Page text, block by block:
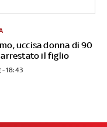
uccisa donna di 90
il figlio
- 18:43